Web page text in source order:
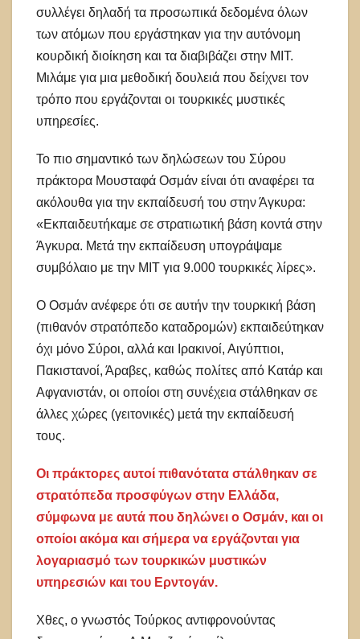
συλλέγει δηλαδή τα προσωπικά δεδομένα όλων
των ατόμων που εργάστηκαν για την αυτόνομη
κουρδική διοίκηση και τα διαβιβάζει στην MIT.
Μιλάμε για μια μεθοδική δουλειά που δείχνει τον
τρόπο που εργάζονται οι τουρκικές μυστικές
υπηρεσίες.
Το πιο σημαντικό των δηλώσεων του Σύρου
πράκτορα Μουσταφά Οσμάν είναι ότι αναφέρει τα
ακόλουθα για την εκπαίδευσή του στην Άγκυρα:
«Εκπαιδευτήκαμε σε στρατιωτική βάση κοντά στην
Άγκυρα. Μετά την εκπαίδευση υπογράψαμε
συμβόλαιο με την MIT για 9.000 τουρκικές λίρες».
Ο Οσμάν ανέφερε ότι σε αυτήν την τουρκική βάση
(πιθανόν στρατόπεδο καταδρομών) εκπαιδεύτηκαν
όχι μόνο Σύροι, αλλά και Ιρακινοί, Αιγύπτιοι,
Πακιστανοί, Άραβες, καθώς πολίτες από Κατάρ και
Αφγανιστάν, οι οποίοι στη συνέχεια στάλθηκαν σε
άλλες χώρες (γειτονικές) μετά την εκπαίδευσή
τους.
Οι πράκτορες αυτοί πιθανότατα στάλθηκαν σε
στρατόπεδα προσφύγων στην Ελλάδα,
σύμφωνα με αυτά που δηλώνει ο Οσμάν, και οι
οποίοι ακόμα και σήμερα να εργάζονται για
λογαριασμό των τουρκικών μυστικών
υπηρεσιών και του Ερντογάν.
Χθες, ο γνωστός Τούρκος αντιφρονούντας